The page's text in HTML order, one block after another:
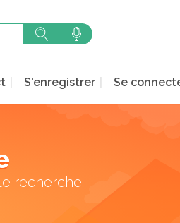
S'enregistrer Se
recherche